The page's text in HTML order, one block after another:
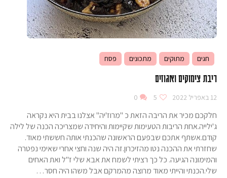
חגים מתוקים מתכונים פסח
ריבת צימוקים ואגוזים
12 באפריל 2022 5
0
חלקכם מכיר את הריבה הזאת כ "מרוז'יה" אצלנו בבית היא נקראה
ג'ילייה.אחת הריבות הטעימות שקיימות והיחידה שמצריכה הכנה של לילה
קודם.אשתף אתכם שבפעם הראשונה שהכנתי אותה חששתי מאוד.
שחזרתי את ההכנה נטו מהזיכרון.זה היה שנה וחצי אחרי שאימי נפטרה
והמימונה הגיעה. כל כך רציתי לשמח את אבא שלי ז"ל ואת האחים
שלי.הכנתי והייתי מאוד מרוצה מהמרקם אבל משהו היה חסר…